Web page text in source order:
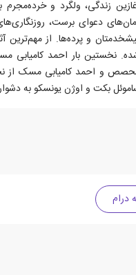
زندگی، ولگرد و خرده‌مجرم
دعوای برست،
و پرده‌ها. از مهم‌ترین
نخستین بار احمد کامیابی
و احمد کامیابی مسک از
بکت و اوژن یونسکو به
درام